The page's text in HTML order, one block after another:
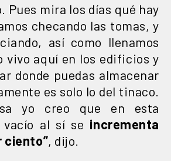
Pues mira los días qué hay
checando las tomas, y
así como llenamos
vivo aquí en los edificios y
donde puedas almacenar
es solo lo del tinaco.
yo creo que en esta
vacío al sí se incrementa
ciento”, dijo.